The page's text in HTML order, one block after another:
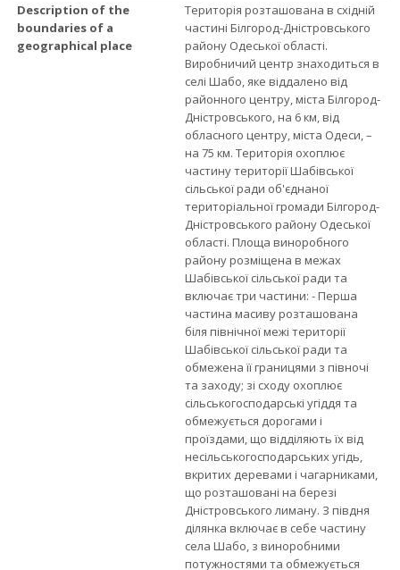
Description of the
boundaries of a
geographical place
Територія розташована в східній
частині Білгород-Дністровського
району Одеської області.
Виробничий центр знаходиться в
селі Шабо, яке віддалено від
районного центру, міста Білгород-
Дністровського, на 6 км, від
обласного центру, міста Одеси, –
на 75 км. Територія охоплює
частину території Шабівської
сільської ради об'єднаної
територіальної громади Білгород-
Дністровського району Одеської
області. Площа виноробного
району розміщена в межах
Шабівської сільської ради та
включає три частини: - Перша
частина масиву розташована
біля північної межі території
Шабівської сільської ради та
обмежена її границями з півночі
та заходу; зі сходу охоплює
сільськогосподарські угіддя та
обмежується дорогами і
проїздами, що відділяють їх від
несільськогосподарських угідь,
вкритих деревами і чагарниками,
що розташовані на березі
Дністровського лиману. З півдня
ділянка включає в себе частину
села Шабо, з виноробними
потужностями та обмежується